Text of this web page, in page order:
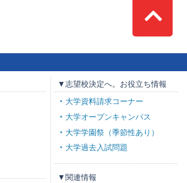
Top
▼志望校決定へ。お役立ち情報
大学資料請求コーナー
大学オープンキャンパス
大学学園祭（季節性あり）
大学過去入試問題
▼関連情報